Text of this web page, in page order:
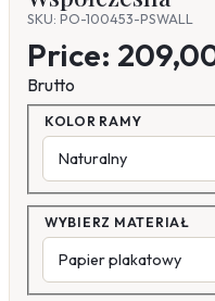
SKU: PO-100453-PSWALL
Price:
Brutto
KOLOR RAMY
WYBIERZ MATERIAŁ